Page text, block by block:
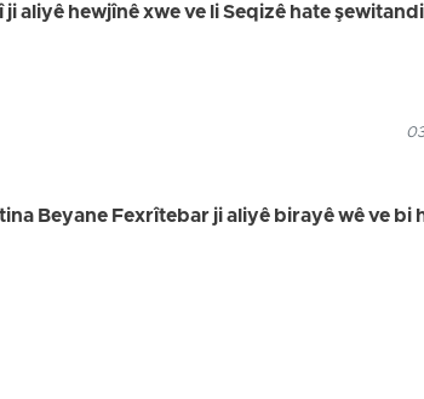
aliyê hewjînê xwe ve li Seqizê hate
Beyane Fexrîtebar ji aliyê birayê wê ve bi